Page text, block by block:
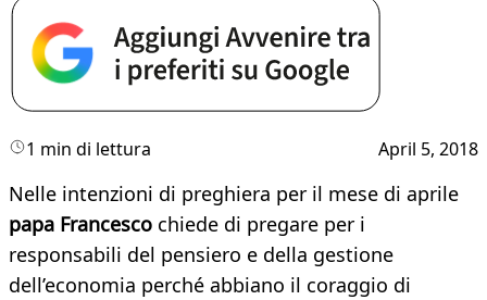
1 min di lettura April 5, 2018
Nelle intenzioni di preghiera per il mese di aprile
papa Francesco chiede di pregare per i
responsabili del pensiero e della gestione
dell’economia perché abbiano il coraggio di